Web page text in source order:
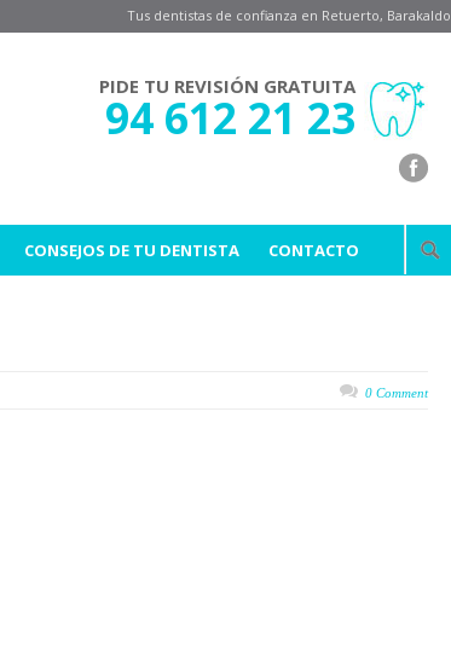
Tus dentistas de confianza en Retuerto, Barakaldo
PIDE TU REVISIÓN GRATUITA
94 612 21 23
CONSEJOS DE TU DENTISTA CONTACTO
0 Comment